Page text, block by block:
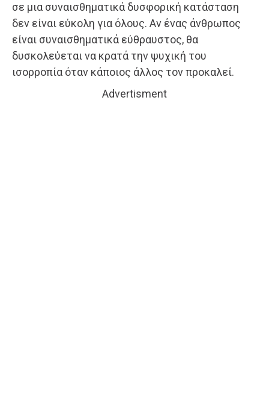
σε μια συναισθηματικά δυσφορική κατάσταση
δεν είναι εύκολη για όλους. Αν ένας άνθρωπος
είναι συναισθηματικά εύθραυστος, θα
δυσκολεύεται να κρατά την ψυχική του
ισορροπία όταν κάποιος άλλος τον προκαλεί.
Advertisment